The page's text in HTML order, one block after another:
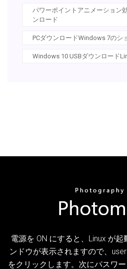
パワーポイントアニメーション
ンロード
PCダウンロードWindows 7のシ
Windows 10 USBダウンロード
電源を ON にすると、Linux が
ンドウが表示されますので、
をクリックします。次にパスワ